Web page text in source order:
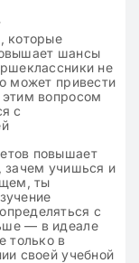
которые
шансы
не
может привести
вопросом
с
повышает
зачем учишься и
ты
с
— в идеале
только в
своей учебной